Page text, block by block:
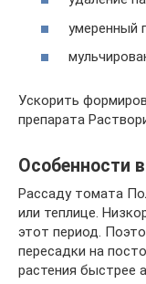
умеренный
Ускорить
препарата
Особенности
Рассаду томата
или теплице.
этот период.
пересадки на
растения быстрее